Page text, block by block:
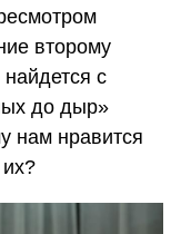
второму
с
до дыр»
нам нравится